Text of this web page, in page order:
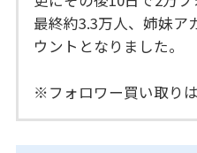
最終約3.3万人、姉妹ア
ウントとなりました。
※フォロワー買い取り